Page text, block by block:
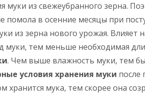
муки из свежеубранного зерна.
помола в осенние месяцы при
из зерна нового урожая. Влияет
тем меньше необходимая
. Чем выше влажность муки, тем
условия хранения муки
мука, тем скорее она